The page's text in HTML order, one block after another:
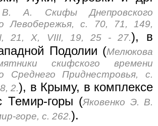
В. А. Скифы Днепровского
Левобережья, с. 70, 71, 149,
21, X, VIII, 19, 25 - 27.), в
Подолии (Мелюкова
скифского времени
Среднего Приднестровья, с.
2.), в Крыму, в комплексе
Темир-горы (Яковенко Э. В.
горе, с. 262.).